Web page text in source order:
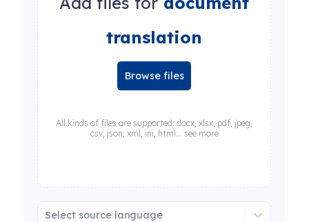
translation
Browse files
All kinds of files are supported: docx, xlsx, pdf, jpeg,
csv, json, xml, ini, html... see more
Select source language